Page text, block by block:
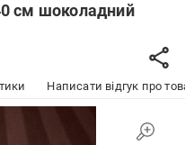
см шоколадний
Написати відгук про